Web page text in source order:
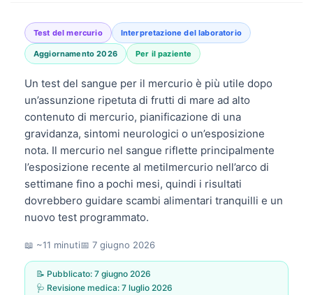
Test del mercurio Interpretazione del laboratorio
Aggiornamento 2026 Per il paziente
Un test del sangue per il mercurio è più utile dopo
un’assunzione ripetuta di frutti di mare ad alto
contenuto di mercurio, pianificazione di una
gravidanza, sintomi neurologici o un’esposizione
nota. Il mercurio nel sangue riflette principalmente
l’esposizione recente al metilmercurio nell’arco di
settimane fino a pochi mesi, quindi i risultati
dovrebbero guidare scambi alimentari tranquilli e un
nuovo test programmato.
📖 ~11 minuti📅 7 giugno 2026
📝 Pubblicato: 7 giugno 2026
🩺 Revisione medica: 7 luglio 2026